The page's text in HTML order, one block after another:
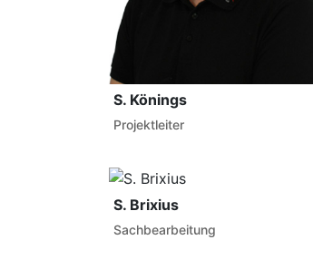
S. Könings
Projektleiter
S. Brixius
Sachbearbeitung